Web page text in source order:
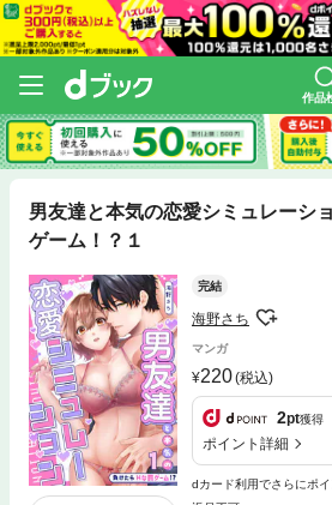
作品
男友達と本気の恋愛シミュレーシ
ゲーム！？１
完結
海野さち
マンガ
220(税込)
2pt獲得
ポイント詳細
dカード利用でさらにポ